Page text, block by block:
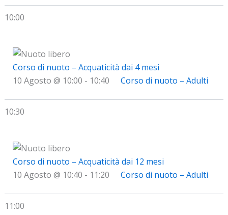
10:00
Corso di nuoto – Acquaticità dai 4 mesi
10 Agosto @ 10:00 - 10:40 Corso di nuoto – Adulti
10:30
Corso di nuoto – Acquaticità dai 12 mesi
10 Agosto @ 10:40 - 11:20 Corso di nuoto – Adulti
11:00